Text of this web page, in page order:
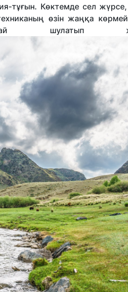
тұғын. Көктемде сел
өзін жаңқа
шулатып